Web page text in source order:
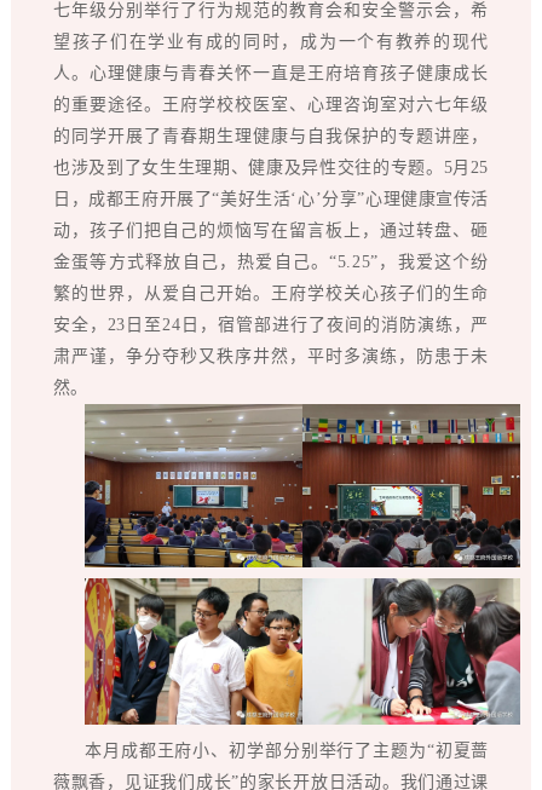
七年级分别举行了行为规范的教育会和安全警示会，希
望孩子们在学业有成的同时，成为一个有教养的现代
人。心理健康与青春关怀一直是王府培育孩子健康成长
的重要途径。王府学校校医室、心理咨询室对六七年级
的同学开展了青春期生理健康与自我保护的专题讲座，
也涉及到了女生生理期、健康及异性交往的专题。5月25
日，成都王府开展了“美好生活‘心’分享”心理健康宣传活
动，孩子们把自己的烦恼写在留言板上，通过转盘、砸
金蛋等方式释放自己，热爱自己。“5.25”，我爱这个纷
繁的世界，从爱自己开始。王府学校关心孩子们的生命
安全，23日至24日，宿管部进行了夜间的消防演练，严
肃严谨，争分夺秒又秩序井然，平时多演练，防患于未
然。
本月成都王府小、初学部分别举行了主题为“初夏蔷
薇飘香，见证我们成长”的家长开放日活动。我们通过课